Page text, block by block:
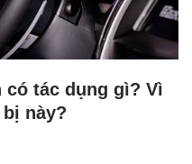
có tác dụng gì? Vì
này?